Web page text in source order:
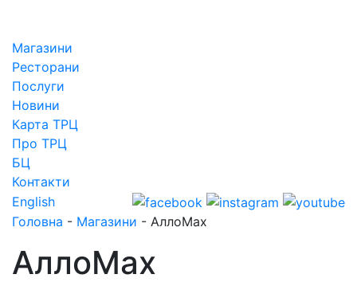
Магазини
Ресторани
Послуги
Новини
Карта ТРЦ
Про ТРЦ
БЦ
Контакти
English
Головна - Магазини - АллоMax
АллоMax